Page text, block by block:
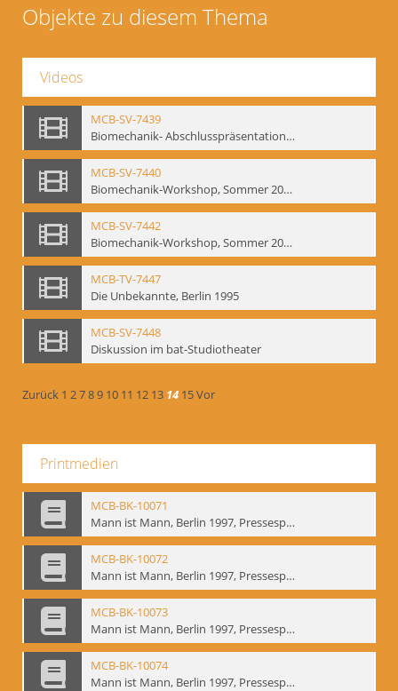
Objekte zu diesem Thema
Videos
MCB-SV-7439
Biomechanik- Abschlusspräsentation des Workshops Sommer 2001
MCB-SV-7440
Biomechanik-Workshop, Sommer 2002
MCB-SV-7442
Biomechanik-Workshop, Sommer 2003
MCB-TV-7447
Die Unbekannte, Berlin 1995
MCB-SV-7448
Diskussion im bat-Studiotheater
Zurück 1 2789 10 11 12 13 14 15Vor
Printmedien
MCB-BK-10071
Mann ist Mann, Berlin 1997, Pressespiegel - interne Signatur: BM-prt-262-19
MCB-BK-10072
Mann ist Mann, Berlin 1997, Pressespiegel - interne Signatur: BM-prt-262-20
MCB-BK-10073
Mann ist Mann, Berlin 1997, Pressespiegel - interne Signatur: BM-prt-262-21
MCB-BK-10074
Mann ist Mann, Berlin 1997, Pressespiegel - interne Signatur: BM-prt-262-22